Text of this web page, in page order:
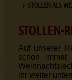
› STOLLEN ALS
STOLLEN-
Auf unserer
schon
ihr weiter